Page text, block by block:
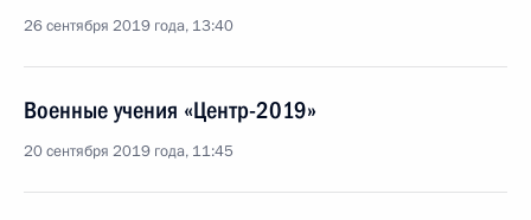
26 сентября 2019 года, 13:40
Военные учения «Центр-2019»
20 сентября 2019 года, 11:45